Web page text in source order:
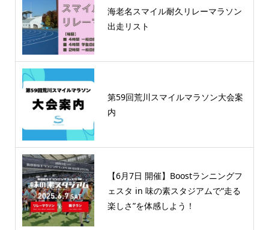
海老名スマイル耐久リレーマラソン
出走リスト
第59回荒川スマイルマラソン大会案
内
【6月7日 開催】Boostランニングフ
ェスタ in 味の素スタジアムで“走る
楽しさ”を体感しよう！